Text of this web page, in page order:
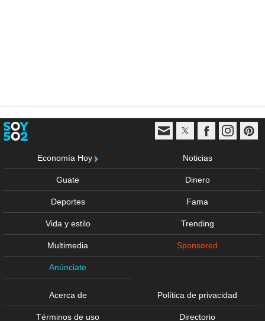
Economía Hoy Noticias
Guate Dinero
Deportes Fama
Vida y estilo Trending
Multimedia Sponsored
Anúnciate
Acerca de Política de privacidad
Términos de uso Directorio